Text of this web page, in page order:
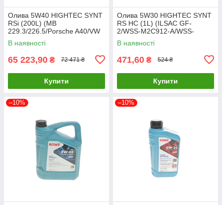
Олива 5W40 HIGHTEC SYNT
RSi (200L) (MB
229.3/226.5/Porsche A40/VW
502 00/505 00/RN 0700/071
20068-2000-99 UA61
В наявності
65 223,90 ₴ 72 471 ₴
Купити
Олива 5W30 HIGHTEC SYNT
RS HC (1L) (ILSAC GF-
2/WSS-M2C912-A/WSS-
M2C913-A/-B) ROWE 20024-
0010-99 UA61
В наявності
471,60 ₴ 524 ₴
Купити
–10% –10%